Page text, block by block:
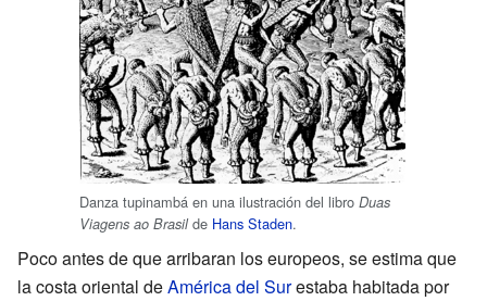
Danza tupinambá en una ilustración del libro Duas
Viagens ao Brasilde Hans Staden.
Poco antes de que arribaran los europeos, se estima que
la costa oriental deAmérica del Surestaba habitada por